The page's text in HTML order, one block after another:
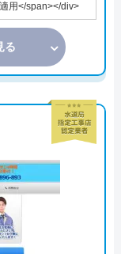
用</span></div>
る